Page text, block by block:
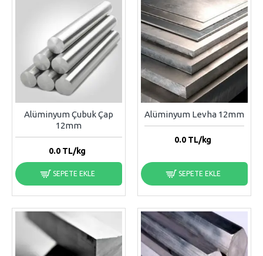
Alüminyum Çubuk Çap
12mm
0.0TL/kg
SEPETE EKLE
Alüminyum Levha 12mm
0.0TL/kg
SEPETE EKLE